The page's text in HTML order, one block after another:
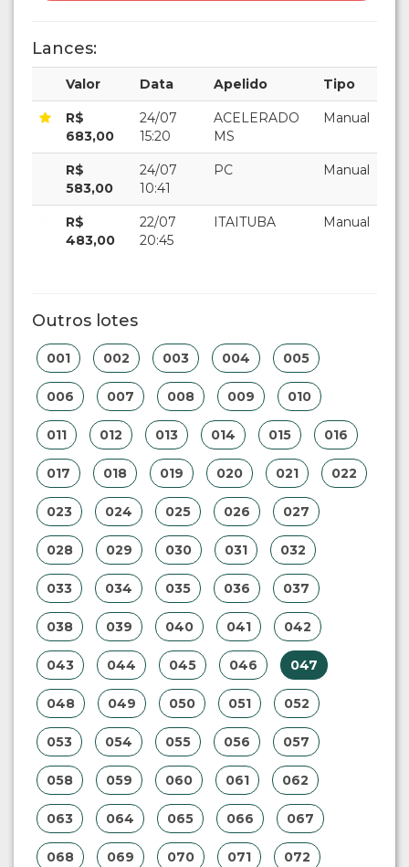
Lances:
Valor Data Apelido Tipo
R$
683,00
24/07
15:20
ACELERADO
MS
Manual
R$
583,00
24/07
10:41
PC Manual
R$
483,00
22/07
20:45
ITAITUBA Manual
Outros lotes
001 002 003 004 005
006 007 008 009 010
011 012 013 014 015 016
017 018 019 020 021 022
023 024 025 026 027
028 029 030 031 032
033 034 035 036 037
038 039 040 041 042
043 044 045 046 047
048 049 050 051 052
053 054 055 056 057
058 059 060 061 062
063 064 065 066 067
068 069 070 071 072